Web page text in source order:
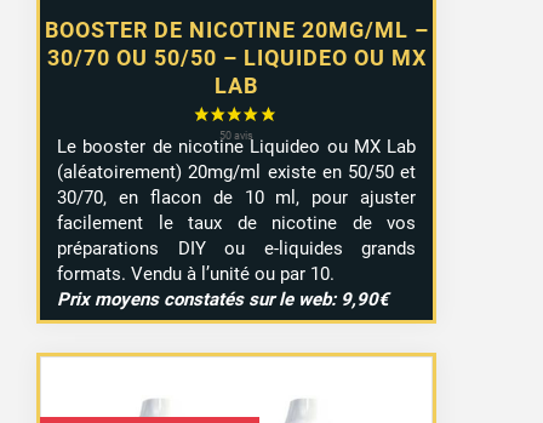
BOOSTER DE NICOTINE 20MG/ML –
30/70 OU 50/50 – LIQUIDEO OU MX
LAB
Le booster de nicotine Liquideo ou MX Lab
(aléatoirement) 20mg/ml existe en 50/50 et
30/70, en flacon de 10 ml, pour ajuster
facilement le taux de nicotine de vos
préparations DIY ou e-liquides grands
formats. Vendu à l’unité ou par 10.
Prix moyens constatés sur le web: 9,90€